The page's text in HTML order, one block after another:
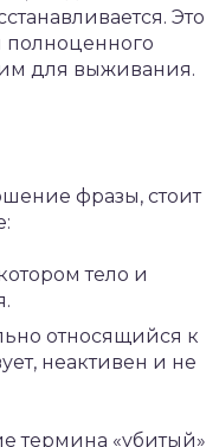
Это
полноценного
для выживания.
фразы, стоит
тело и
относящийся к
неактивен и не
термина «убитый»